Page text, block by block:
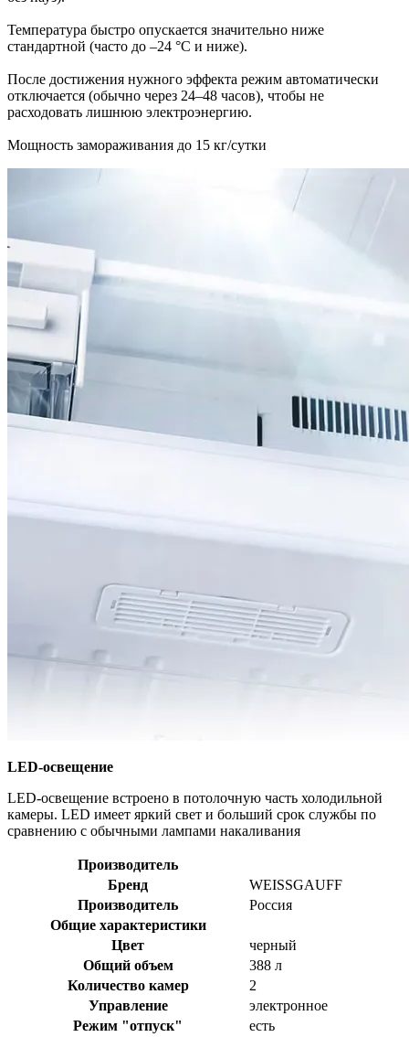
Температура быстро опускается значительно ниже
стандартной (часто до –24 °C и ниже).
После достижения нужного эффекта режим автоматически
отключается (обычно через 24–48 часов), чтобы не
расходовать лишнюю электроэнергию.
Мощность замораживания до 15 кг/сутки
LED-освещение
LED-освещение встроено в потолочную часть холодильной
камеры. LED имеет яркий свет и больший срок службы по
сравнению с обычными лампами накаливания
Производитель
Бренд
WEISSGAUFF
Производитель
Россия
Общие характеристики
Цвет
черный
Общий объем
388 л
Количество камер
2
Управление
электронное
Режим "отпуск"
есть